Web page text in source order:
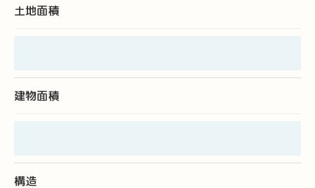
のサービスをご提供できない場合がございますので
予めご了承ください。
＜個人情報の開示･訂正・削除･利用停止の手続につ
いて＞
当社では、お客様の個人情報の開示･訂正･削除・利
ご本人である事を確認のうえ、対応させて頂きま
す。
土地面積
建物面積
構造